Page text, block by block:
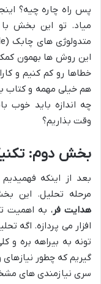
پس راه چاره چیه؟
این روش ها بهمون کمک
خطاها رو کم کنیم و
هم خیلی مهمه و کتاب
چه اندازه باید خوب
وقت بذاریم؟
بخش دوم:
بعد از اینکه
مرحله تحلیل. این
هدایت فر، به اهمیت
افزار می پردازه. اگه
تونه به بیراهه بره و
گیریم که چطور نیازهای
سری نیازمندی های